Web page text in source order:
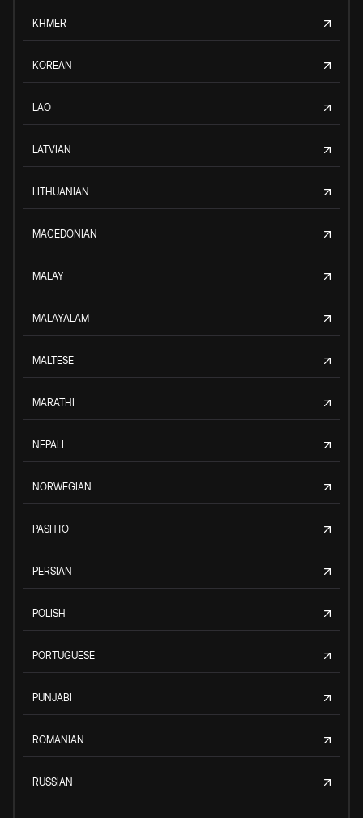
KHMER
KOREAN
LAO
LATVIAN
LITHUANIAN
MACEDONIAN
MALAY
MALAYALAM
MALTESE
MARATHI
NEPALI
NORWEGIAN
PASHTO
PERSIAN
POLISH
PORTUGUESE
PUNJABI
ROMANIAN
RUSSIAN